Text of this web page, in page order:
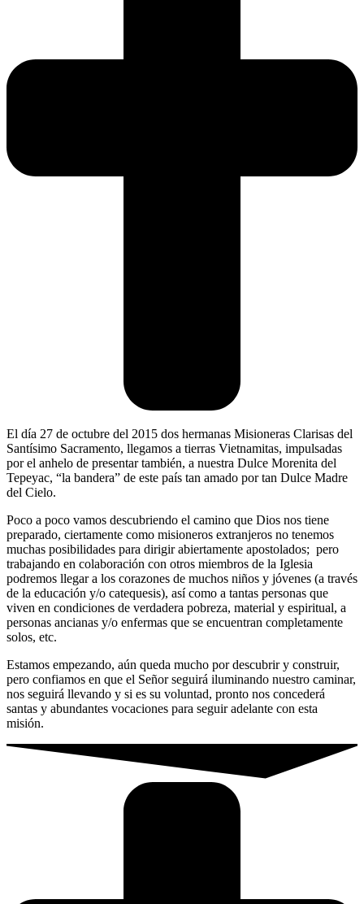
El día 27 de octubre del 2015 dos hermanas Misioneras Clarisas del
Santísimo Sacramento, llegamos a tierras Vietnamitas, impulsadas
por el anhelo de presentar también, a nuestra Dulce Morenita del
Tepeyac, “la bandera” de este país tan amado por tan Dulce Madre
del Cielo.
Poco a poco vamos descubriendo el camino que Dios nos tiene
preparado, ciertamente como misioneros extranjeros no tenemos
muchas posibilidades para dirigir abiertamente apostolados; pero
trabajando en colaboración con otros miembros de la Iglesia
podremos llegar a los corazones de muchos niños y jóvenes (a través
de la educación y/o catequesis), así como a tantas personas que
viven en condiciones de verdadera pobreza, material y espiritual, a
personas ancianas y/o enfermas que se encuentran completamente
solos, etc.
Estamos empezando, aún queda mucho por descubrir y construir,
pero confiamos en que el Señor seguirá iluminando nuestro caminar,
nos seguirá llevando y si es su voluntad, pronto nos concederá
santas y abundantes vocaciones para seguir adelante con esta
misión.